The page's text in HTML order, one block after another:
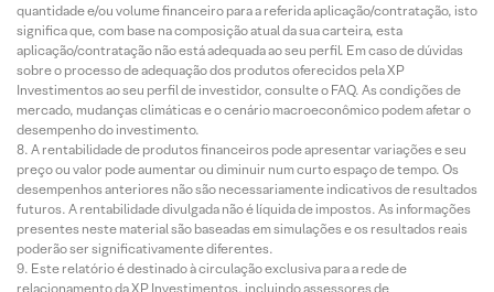
quantidade e/ou volume financeiro para a referida aplicação/contratação, isto
significa que, com base na composição atual da sua carteira, esta
aplicação/contratação não está adequada ao seu perfil. Em caso de dúvidas
sobre o processo de adequação dos produtos oferecidos pela XP
Investimentos ao seu perfil de investidor, consulte o FAQ. As condições de
mercado, mudanças climáticas e o cenário macroeconômico podem afetar o
desempenho do investimento.
A rentabilidade de produtos financeiros pode apresentar variações e seu
preço ou valor pode aumentar ou diminuir num curto espaço de tempo. Os
desempenhos anteriores não são necessariamente indicativos de resultados
futuros. A rentabilidade divulgada não é líquida de impostos. As informações
presentes neste material são baseadas em simulações e os resultados reais
poderão ser significativamente diferentes.
Este relatório é destinado à circulação exclusiva para a rede de
relacionamento da XP Investimentos, incluindo assessores de